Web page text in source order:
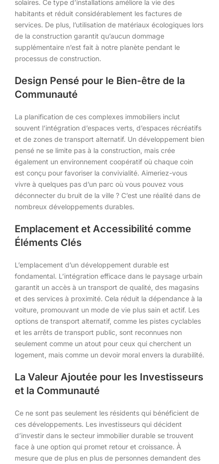
solaires. Ce type d’installations améliore la vie des
habitants et réduit considérablement les factures de
services. De plus, l’utilisation de matériaux écologiques lors
de la construction garantit qu’aucun dommage
supplémentaire n’est fait à notre planète pendant le
processus de construction.
Design Pensé pour le Bien-être de la
Communauté
La planification de ces complexes immobiliers inclut
souvent l’intégration d’espaces verts, d’espaces récréatifs
et de zones de transport alternatif. Un développement bien
pensé ne se limite pas à la construction, mais crée
également un environnement coopératif où chaque coin
est conçu pour favoriser la convivialité. Aimeriez-vous
vivre à quelques pas d’un parc où vous pouvez vous
déconnecter du bruit de la ville ? C’est une réalité dans de
nombreux développements durables.
Emplacement et Accessibilité comme
Éléments Clés
L’emplacement d’un développement durable est
fondamental. L’intégration efficace dans le paysage urbain
garantit un accès à un transport de qualité, des magasins
et des services à proximité. Cela réduit la dépendance à la
voiture, promouvant un mode de vie plus sain et actif. Les
options de transport alternatif, comme les pistes cyclables
et les arrêts de transport public, sont reconnues non
seulement comme un atout pour ceux qui cherchent un
logement, mais comme un devoir moral envers la durabilité.
La Valeur Ajoutée pour les Investisseurs
et la Communauté
Ce ne sont pas seulement les résidents qui bénéficient de
ces développements. Les investisseurs qui décident
d’investir dans le secteur immobilier durable se trouvent
face à une option qui promet retour et croissance. À
mesure que de plus en plus de personnes demandent des